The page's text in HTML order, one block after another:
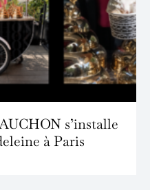
s’installe
à Paris